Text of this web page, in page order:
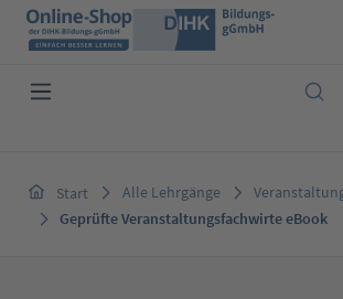
Zum Hauptinhalt springen
Start Alle Lehrgänge
Geprüfte Veranstaltungsfachwirte eBook